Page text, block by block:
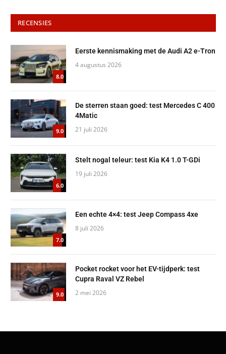
RECENSIES
8.0
Eerste kennismaking met de Audi A2 e-Tron
4 augustus 2026
9.0
De sterren staan goed: test Mercedes C 400
4Matic
21 juli 2026
6.0
Stelt nogal teleur: test Kia K4 1.0 T-GDi
19 juli 2026
7.0
Een echte 4×4: test Jeep Compass 4xe
8 juli 2026
9.0
Pocket rocket voor het EV-tijdperk: test
Cupra Raval VZ Rebel
2 mei 2026